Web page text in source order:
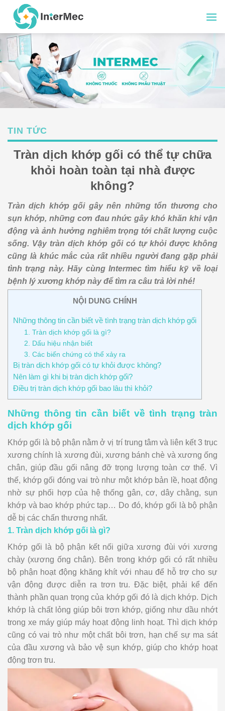
content
TIN TỨC
Tràn dịch khớp gối có thể tự chữa
khỏi hoàn toàn tại nhà được
không?
Tràn dịch khớp gối gây nên những tổn thương cho
sụn khớp, những cơn đau nhức gây khó khăn khi vận
động và ảnh hưởng nghiêm trọng tới chất lượng cuộc
sống. Vậy tràn dịch khớp gối có tự khỏi được không
cũng là khúc mắc của rất nhiều người đang gặp phải
tình trạng này. Hãy cùng Intermec tìm hiểu kỹ về loại
bệnh lý xương khớp này để tìm ra câu trả lời nhé!
NỘI DUNG CHÍNH
Những thông tin cần biết về tình trạng tràn dịch khớp gối
1. Tràn dịch khớp gối là gì?
2. Dấu hiệu nhận biết
3. Các biến chứng có thể xảy ra
Bị tràn dịch khớp gối có tự khỏi được không?
Nên làm gì khi bị tràn dịch khớp gối?
Điều trị tràn dịch khớp gối bao lâu thì khỏi?
Những thông tin cần biết về tình trạng tràn
dịch khớp gối
Khớp gối là bộ phận nằm ở vị trí trung tâm và liên kết 3 trục
xương chính là xương đùi, xương bánh chè và xương ống
chân, giúp đầu gối nâng đỡ trọng lượng toàn cơ thể. Vì
thế, khớp gối đóng vai trò như một khớp bản lề, hoạt động
nhờ sự phối hợp của hệ thống gân, cơ, dây chằng, sụn
khớp và bao khớp phức tạp… Do đó, khớp gối là bộ phận
dễ bị các chấn thương nhất.
1. Tràn dịch khớp gối là gì?
Khớp gối là bộ phận kết nối giữa xương đùi với xương
chày (xương ống chân). Bên trong khớp gối có rất nhiều
bộ phận hoạt động khăng khít với nhau để hỗ trợ cho sự
vận động được diễn ra trơn tru. Đặc biệt, phải kể đến
thành phần quan trọng của khớp gối đó là dịch khớp. Dịch
khớp là chất lỏng giúp bôi trơn khớp, giống như dầu nhớt
trong xe máy giúp máy hoạt động linh hoạt. Thì dịch khớp
cũng có vai trò như một chất bôi trơn, hạn chế sự ma sát
của đầu xương và bảo vệ sụn khớp, giúp cho khớp hoạt
động trơn tru.